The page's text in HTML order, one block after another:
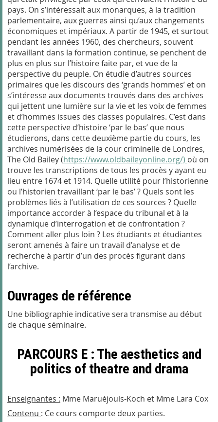
pays. On s’intéressait aux monarques, à la tradition
parlementaire, aux guerres ainsi qu’aux changements
économiques et impériaux. A partir de 1945, et surtout
pendant les années 1960, des chercheurs, souvent
travaillant dans la formation continue, se penchent de
plus en plus sur l’histoire faite par, et vue de la
perspective du peuple. On étudie d’autres sources
primaires que les discours des ‘grands hommes’ et on
s’intéresse aux documents trouvés dans des archives
qui jettent une lumière sur la vie et les voix de femmes
et d’hommes issues des classes populaires. C’est dans
cette perspective d’histoire ‘par le bas’ que nous
étudierons, dans cette deuxième partie du cours, les
archives numérisées de la cour criminelle de Londres,
The Old Bailey (https://www.oldbaileyonline.org/) où on
trouve les transcriptions de tous les procès y ayant eu
lieu entre 1674 et 1914. Quelle utilité pour l’historienne
ou l’historien travaillant ‘par le bas’ ? Quels sont les
problèmes liés à l’utilisation de ces sources ? Quelle
importance accorder à l’espace du tribunal et à la
dynamique d’interrogation et de confrontation ?
Comment aller plus loin ? Les étudiants et étudiantes
seront amenés à faire un travail d’analyse et de
recherche à partir d’un des procès figurant dans
l’archive.
Ouvrages de référence
Une bibliographie indicative sera transmise au début
de chaque séminaire.
PARCOURS E : The aesthetics and
politics of theatre and drama
Enseignantes : Mme Maruéjouls-Koch et Mme Lara Cox
Contenu : Ce cours comporte deux parties.